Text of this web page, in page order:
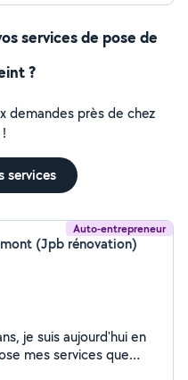
services de pose de
?
demandes près de chez
services
Auto-entrepreneur
(Jpb rénovation)
je suis aujourd'hui en
mes services que